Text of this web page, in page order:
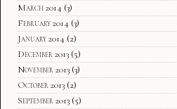
March 2014 (3)
February 2014 (3)
January 2014 (2)
December 2013 (5)
November 2013 (3)
October 2013 (2)
September 2013 (5)